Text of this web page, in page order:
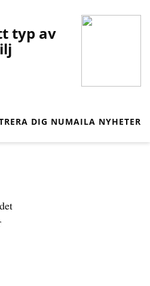
typ av
DIG NUMAILA NYHETER